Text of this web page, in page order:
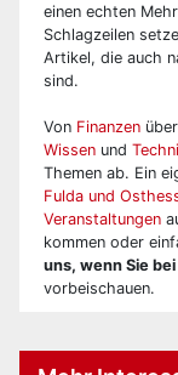
einen echten
Schlagzeilen
Artikel, die auch
sind.
Von Finanzen über
Wissen und
Themen ab. Ein
Fulda und
Veranstaltungen
kommen oder
uns, wenn Sie
vorbeischauen.